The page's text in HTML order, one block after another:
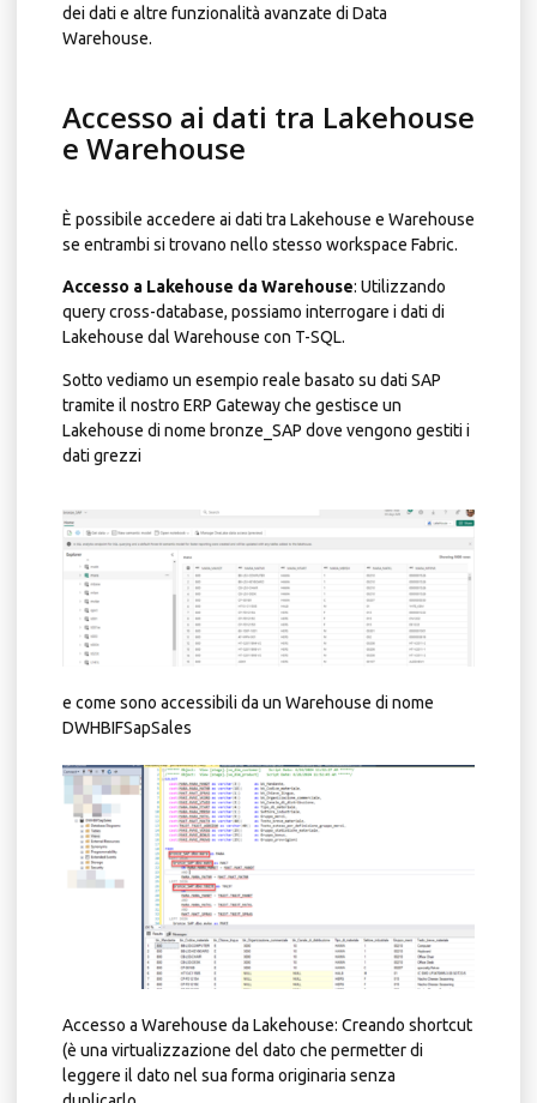
dei dati e altre funzionalità avanzate di Data
Warehouse.
Accesso ai dati tra Lakehouse
e Warehouse
È possibile accedere ai dati tra Lakehouse e Warehouse
se entrambi si trovano nello stesso workspace Fabric.
Accesso a Lakehouse da Warehouse: Utilizzando
query cross-database, possiamo interrogare i dati di
Lakehouse dal Warehouse con T-SQL.
Sotto vediamo un esempio reale basato su dati SAP
tramite il nostro ERP Gateway che gestisce un
Lakehouse di nome bronze_SAP dove vengono gestiti i
dati grezzi
e come sono accessibili da un Warehouse di nome
DWHBIFSapSales
Accesso a Warehouse da Lakehouse: Creando shortcut
(è una virtualizzazione del dato che permetter di
leggere il dato nel sua forma originaria senza